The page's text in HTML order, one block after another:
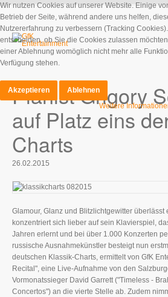
Pianist Grigory
auf Platz eins
Charts
26.02.2015
Glamour, Glanz und Blitzlichtgewitter
konzentriert sich lieber auf sein Klavierspiel,
Jahren erlernt und bei über 1.000 Konzerten
russische Ausnahmekünstler besteigt nun
deutschen Klassik-Charts, ermittelt von GfK
Recital", eine Live-Aufnahme von den
Vormonatssieger David Garrett ("Timeless -
Concertos") an die vierte Stelle ab. Zudem
Wir nutzen Cookies auf unserer Website. Einige
Betrieb der Seite, während andere uns helfen,
Nutzererfahrung zu verbessern (Tracking
entscheiden, ob Sie die Cookies zulassen
einer Ablehnung womöglich nicht mehr alle
Verfügung stehen.
Akzeptieren
Ablehnen
Weitere